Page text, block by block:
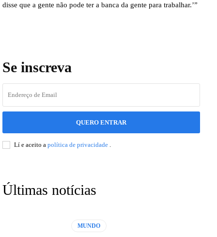
disse que a gente não pode ter a banca da gente para trabalhar.’”
Se inscreva
QUERO ENTRAR
Lí e aceito a política de privacidade
Últimas notícias
MUNDO